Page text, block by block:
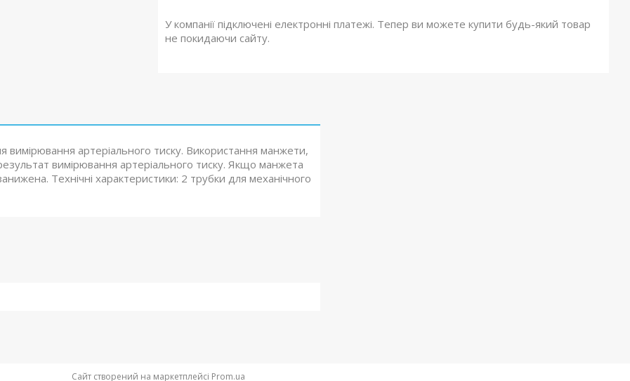
У компанії підключені електронні платежі. Тепер ви можете купити будь-який товар
не покидаючи сайту.
артеріального тиску. Використання манжети,
вимірювання артеріального тиску. Якщо манжета
Технічні характеристики: 2 трубки для механічного
Сайт створений на маркетплейсі Prom.ua